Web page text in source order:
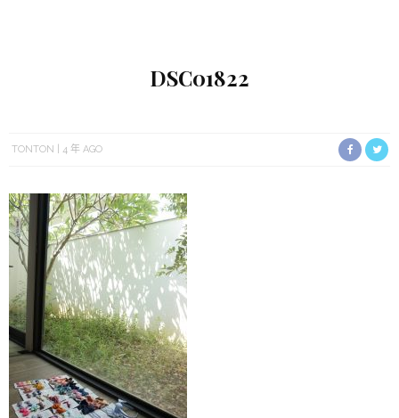
DSC01822
TONTON 4 年 AGO